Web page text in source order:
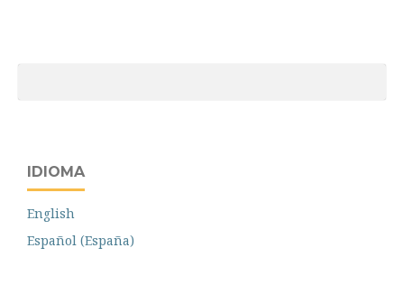
IDIOMA
English
Español (España)